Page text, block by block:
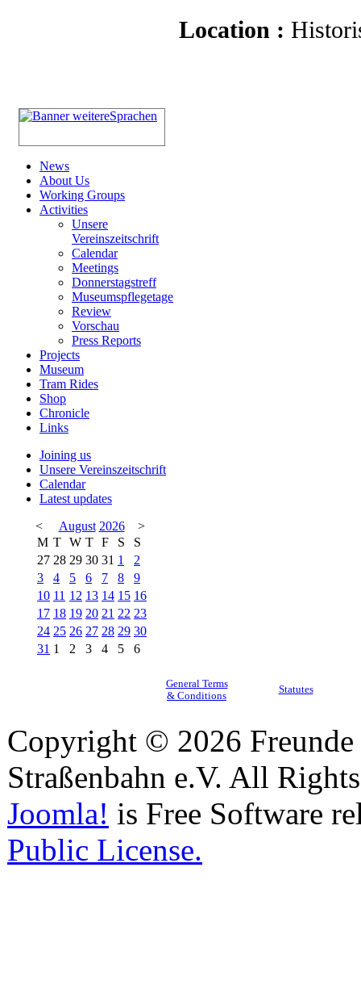
Location :
News
About Us
Working Groups
Activities
Unsere
Vereinszeitschrift
Calendar
Meetings
Donnerstagstreff
Museumspflegetage
Review
Vorschau
Press Reports
Projects
Museum
Tram Rides
Shop
Chronicle
Links
Joining us
Unsere Vereinszeitschrift
Calendar
Latest updates
<
August 2026
>
M T W T F S
S
27 28 29 30 31 1
2
3
4 5 6 7 8
9
10 11 12 13 14 15 16
17 18 19 20 21 22 23
24 25 26 27 28 29 30
31 1 2 3 4 5 6
General Terms
& Conditions
Statutes
Copyright © 2026
Straßenbahn e.V. All
Joomla! is Free Software
Public License.